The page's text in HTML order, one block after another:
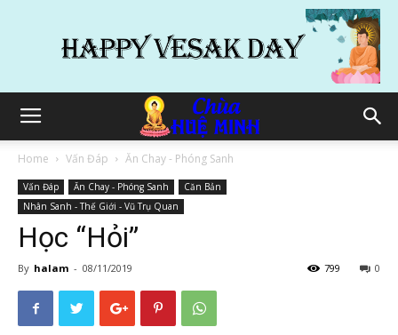
Home Vấn Đáp Ăn Chay - Phóng Sanh
Vấn Đáp Ăn Chay - Phóng Sanh
Căn Bản
Nhân Sanh - Thế Giới - Vũ Trụ Quan
Học “Hỏi”
By halam - 08/11/2019 0
799